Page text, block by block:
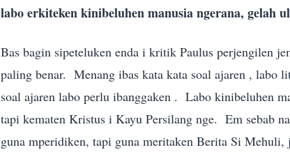
labo erkiteken kinibeluhen manusia ngerana, gelah
Bas bagin sipeteluken enda i kritik Paulus perjengilen
paling benar. Menang ibas kata kata soal ajaren , labo
soal ajaren labo perlu ibanggaken . Labo kinibeluhen
tapi kematen Kristus i Kayu Persilang nge. Em sebab
guna mperidiken, tapi guna meritaken Berita Si